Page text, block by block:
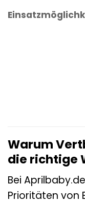
Warum
die richtige
Bei
Prioritäten von